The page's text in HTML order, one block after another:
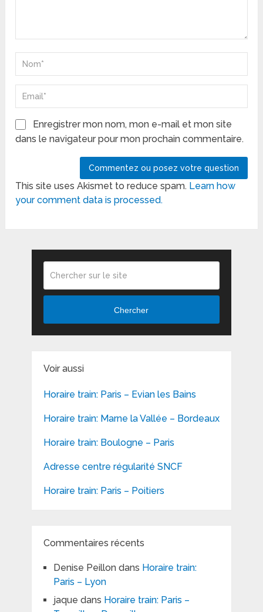
Enregistrer mon nom, mon e-mail et mon site
dans le navigateur pour mon prochain commentaire.
This site uses Akismet to reduce spam. Learn how
your comment data is processed.
Chercher
Voir aussi
Horaire train: Paris – Evian les Bains
Horaire train: Marne la Vallée – Bordeaux
Horaire train: Boulogne – Paris
Adresse centre régularité SNCF
Horaire train: Paris – Poitiers
Commentaires récents
Denise Peillondans Horaire train:
Paris – Lyon
jaque dans Horaire train: Paris –